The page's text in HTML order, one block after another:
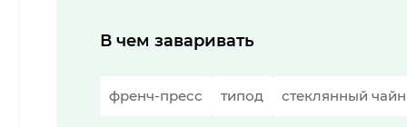
В чем заваривать
френч-пресс типод стеклянный